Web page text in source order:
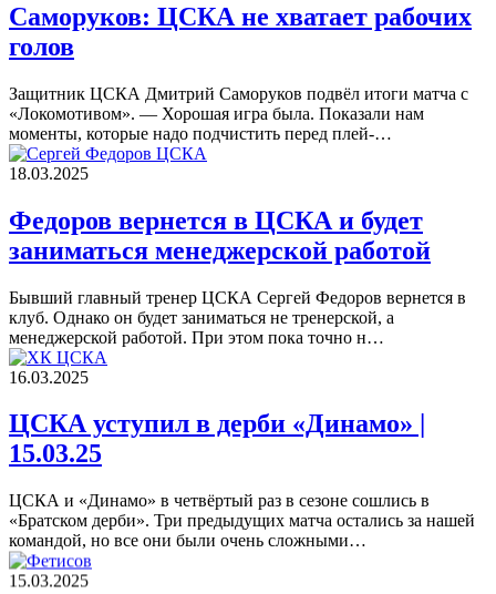
Саморуков: ЦСКА не хватает рабочих
голов
Защитник ЦСКА Дмитрий Саморуков подвёл итоги матча с
«Локомотивом». — Хорошая игра была. Показали нам
моменты, которые надо подчистить перед плей-…
18.03.2025
Федоров вернется в ЦСКА и будет
заниматься менеджерской работой
Бывший главный тренер ЦСКА Сергей Федоров вернется в
клуб. Однако он будет заниматься не тренерской, а
менеджерской работой. При этом пока точно н…
16.03.2025
ЦСКА уступил в дерби «Динамо» |
15.03.25
ЦСКА и «Динамо» в четвёртый раз в сезоне сошлись в
«Братском дерби». Три предыдущих матча остались за нашей
командой, но все они были очень сложными…
15.03.2025